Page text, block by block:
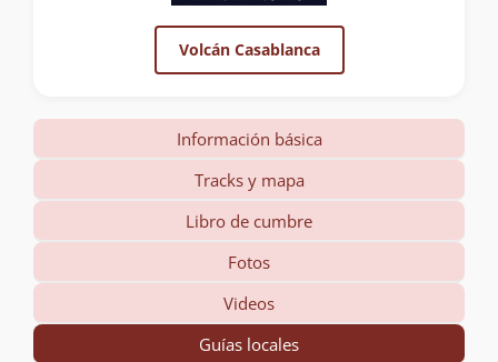
Volcán Casablanca
Información básica
Tracks y mapa
Libro de cumbre
Fotos
Videos
Guías locales